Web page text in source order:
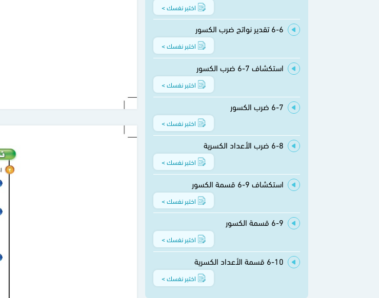
اختبر نفسك >
6-6 تقدير نواتج ضرب الكسور
اختبر نفسك >
استكشاف 7-6 ضرب الكسور
اختبر نفسك >
6-7 ضرب الكسور
اختبر نفسك >
6-8 ضرب الأعداد الكسرية
اختبر نفسك >
استكشاف 9-6 قسمة الكسور
اختبر نفسك >
6-9 قسمة الكسور
اختبر نفسك >
6-10 قسمة الأعداد الكسرية
اختبر نفسك >